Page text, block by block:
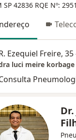
SP 42836 RQE Nº:
luci meire